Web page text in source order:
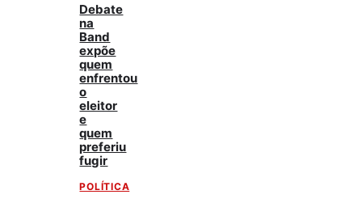
Debate
na
Band
expõe
quem
enfrentou
o
eleitor
e
quem
preferiu
fugir
POLÍTICA